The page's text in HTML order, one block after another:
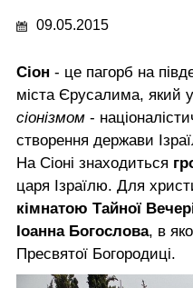
09.05.2015
Сіон - це пагорб на
міста Єрусалима, який
сіонізмом -
створення держави
На Сіоні знаходиться
царя Ізраїлю. Для
кімнатою Тайної
Іоанна Богослова, в
Пресвятої Богородиці.